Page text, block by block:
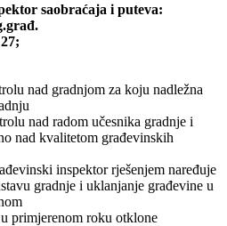
saobraćaja i puteva:
nad gradnjom za koju nadležna
nad radom učesnika gradnje i
nad kvalitetom građevinskih
inspektor rješenjem naređuje
gradnje i uklanjanje građevine u
primjerenom roku otklone